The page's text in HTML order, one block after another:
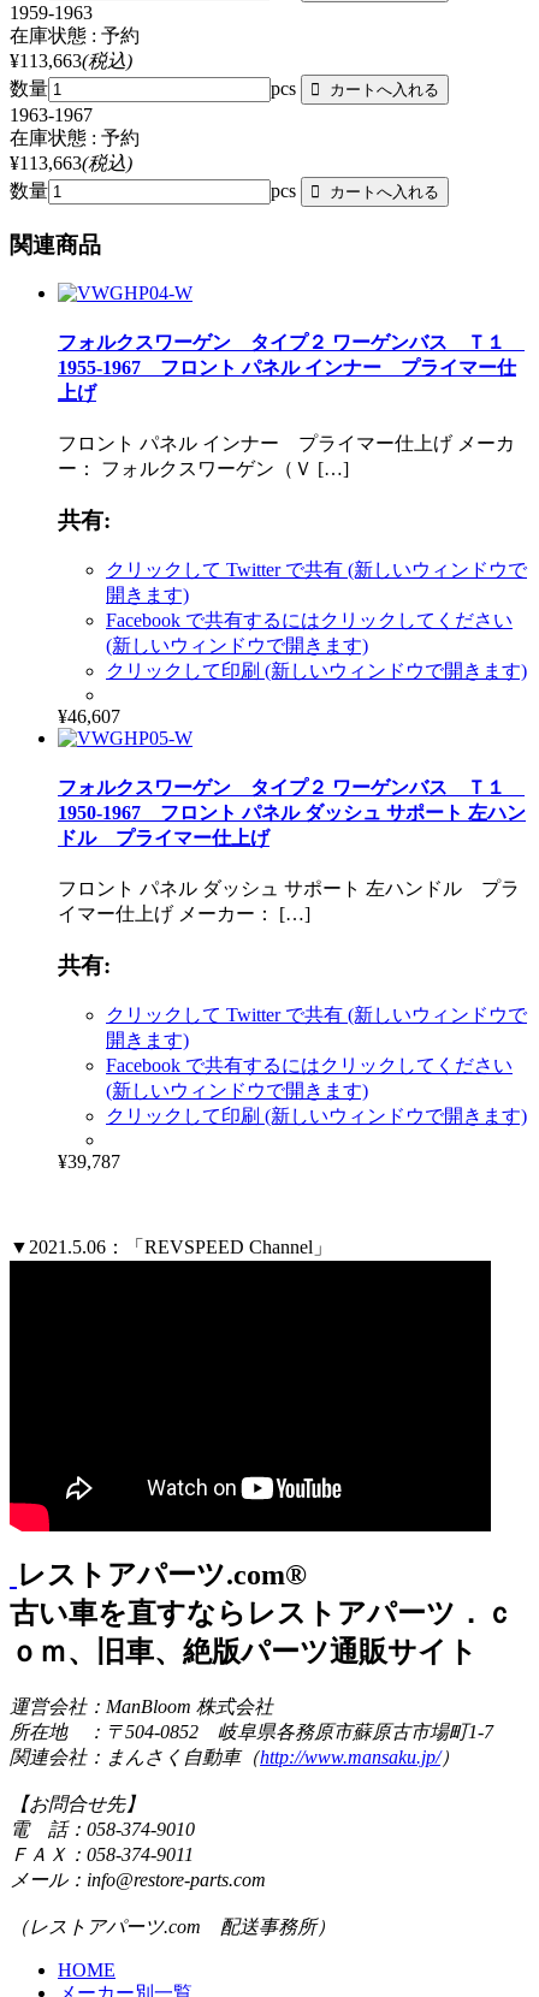
1959-1963
在庫状態 : 予約
¥113,663(税込)
数量
pcs
1963-1967
在庫状態 : 予約
¥113,663(税込)
数量
pcs
関連商品
フォルクスワーゲン タイプ２ ワーゲンバス Ｔ１
1955-1967 フロント パネル インナー プライマー仕
上げ
フロント パネル インナー プライマー仕上げ メーカ
ー： フォルクスワーゲン（Ｖ […]
共有:
クリックして Twitter で共有 (新しいウィンドウで
開きます)
Facebook で共有するにはクリックしてください
(新しいウィンドウで開きます)
クリックして印刷 (新しいウィンドウで開きます)
¥46,607
フォルクスワーゲン タイプ２ ワーゲンバス Ｔ１
1950-1967 フロント パネル ダッシュ サポート 左ハン
ドル プライマー仕上げ
フロント パネル ダッシュ サポート 左ハンドル プラ
イマー仕上げ メーカー： […]
共有:
クリックして Twitter で共有 (新しいウィンドウで
開きます)
Facebook で共有するにはクリックしてください
(新しいウィンドウで開きます)
クリックして印刷 (新しいウィンドウで開きます)
¥39,787
▼2021.5.06：「REVSPEED Channel」
レストアパーツ.com®
古い車を直すならレストアパーツ．ｃ
ｏｍ、旧車、絶版パーツ通販サイト
運営会社：ManBloom 株式会社
所在地 ：〒504-0852 岐阜県各務原市蘇原古市場町1-7
関連会社：まんさく自動車（http://www.mansaku.jp/）
【お問合せ先】
電 話：058-374-9010
ＦＡＸ：058-374-9011
メール：info@restore-parts.com
（レストアパーツ.com 配送事務所）
HOME